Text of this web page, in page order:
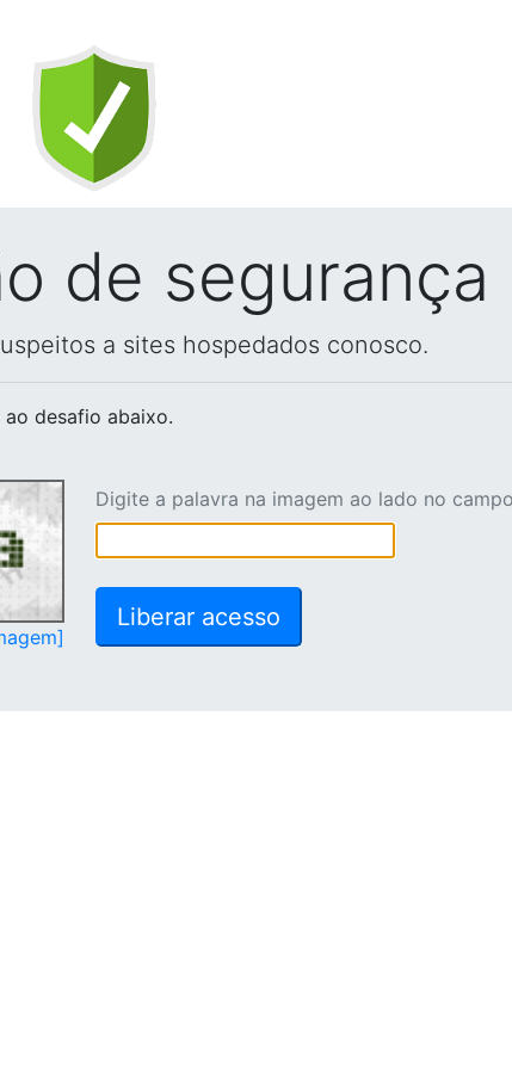
de segurança
a sites hospedados conosco.
ao desafio abaixo.
Digite a palavra na imagem ao lado no